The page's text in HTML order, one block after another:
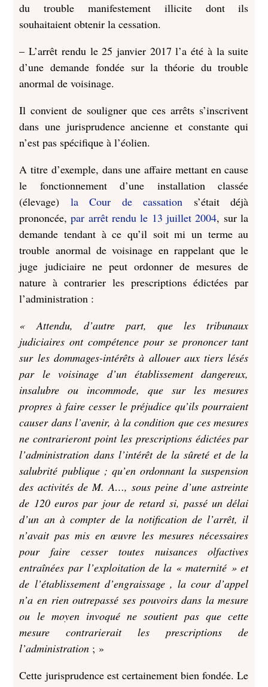
du trouble manifestement illicite dont ils
souhaitaient obtenir la cessation.
– L’arrêt rendu le 25 janvier 2017 l’a été à la suite
d’une demande fondée sur la théorie du trouble
anormal de voisinage.
Il convient de souligner que ces arrêts s’inscrivent
dans une jurisprudence ancienne et constante qui
n’est pas spécifique à l’éolien.
A titre d’exemple, dans une affaire mettant en cause
le fonctionnement d’une installation classée
(élevage) la Cour de cassation s’était déjà
prononcée,par arrêt rendu le 13 juillet 2004, sur la
demande tendant à ce qu’il soit mi un terme au
trouble anormal de voisinage en rappelant que le
juge judiciaire ne peut ordonner de mesures de
nature à contrarier les prescriptions édictées par
l’administration :
« Attendu, d’autre part, que les tribunaux
judiciaires ont compétence pour se prononcer tant
sur les dommages-intérêts à allouer aux tiers lésés
par le voisinage d’un établissement dangereux,
insalubre ou incommode, que sur les mesures
propres à faire cesser le préjudice qu’ils pourraient
causer dans l’avenir, à la condition que ces mesures
ne contrarieront point les prescriptions édictées par
l’administration dans l’intérêt de la sûreté et de la
salubrité publique ; qu’en ordonnant la suspension
des activités de M. A…, sous peine d’une astreinte
de 120 euros par jour de retard si, passé un délai
d’un an à compter de la notification de l’arrêt, il
n’avait pas mis en œuvre les mesures nécessaires
pour faire cesser toutes nuisances olfactives
entraînées par l’exploitation de la « maternité » et
de l’établissement d’engraissage , la cour d’appel
n’a en rien outrepassé ses pouvoirs dans la mesure
ou le moyen invoqué ne soutient pas que cette
mesure contrarierait les prescriptions de
l’administration ; »
Cette jurisprudence est certainement bien fondée. Le